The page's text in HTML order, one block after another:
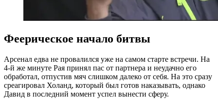
Феерическое начало битвы
Арсенал едва не провалился уже на самом старте встречи. На
4-й же минуте Рая принял пас от партнера и неудачно его
обработал, отпустив мяч слишком далеко от себя. На это сразу
среагировал Холанд, который был готов наказывать, однако
Давид в последний момент успел вынести сферу.